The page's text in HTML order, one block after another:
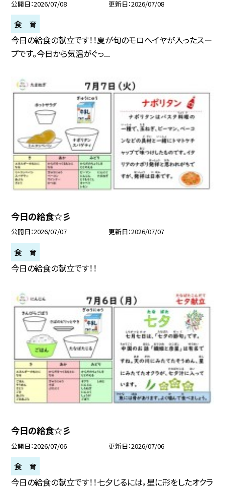
公開日 2026/07/08 更新日 2026/07/08
食 育
今日の給食の献立です！！夏が旬のモロヘイヤが入ったスー
プです。今日から気温がぐっ...
今日の給食☆彡
公開日 2026/07/07 更新日 2026/07/07
食 育
今日の給食の献立です！！
今日の給食☆彡
公開日 2026/07/06 更新日 2026/07/06
食 育
今日の給食の献立です！！七夕じるには，星に形をしたオクラ